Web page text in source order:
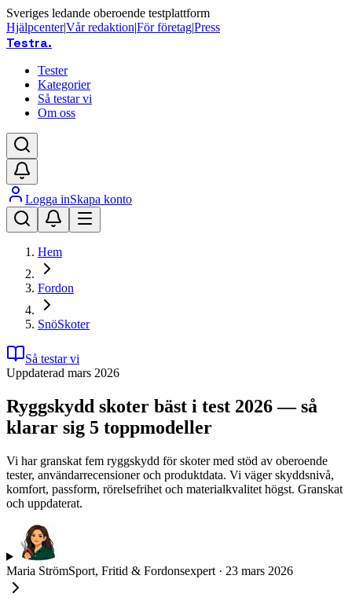
Sveriges ledande oberoende testplattform
Hjälpcenter|Vår redaktion|För företag|Press
Testra.
Tester
Kategorier
Så testar vi
Om oss
Logga inSkapa konto
Hem
Fordon
SnöSkoter
Så testar vi
Uppdaterad mars 2026
Ryggskydd skoter bäst i test 2026 — så
klarar sig 5 toppmodeller
Vi har granskat fem ryggskydd för skoter med stöd av oberoende
tester, användarrecensioner och produktdata. Vi väger skyddsnivå,
komfort, passform, rörelsefrihet och materialkvalitet högst. Granskat
och uppdaterat.
Maria StrömSport, Fritid & Fordonsexpert · 23 mars 2026